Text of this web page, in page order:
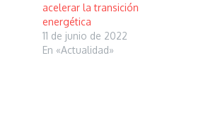
acelerar la transición
energética
11 de junio de 2022
En «Actualidad»